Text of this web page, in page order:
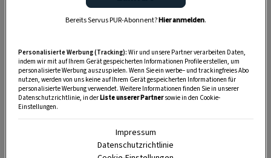
Bereits Servus PUR-Abonnent?Hier anmelden.
Personalisierte Werbung (Tracking): Wir und unsere Partner verarbeiten Daten,
indem wir mit auf Ihrem Gerät gespeicherten Informationen Profile erstellen, um
personalisierte Werbung auszuspielen. Wenn Sie ein werbe– und trackingfreies Abo
nutzen, werden von uns keine auf Ihrem Gerät gespeicherten Informationen für
personalisierte Werbung verwendet. Weitere Informationen finden Sie in unserer
Datenschutzrichtlinie, in derListe unserer Partnersowie in den Cookie-
Einstellungen.
Impressum
Datenschutzrichtlinie